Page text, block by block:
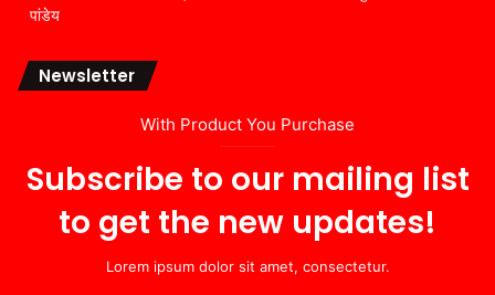
पांडेय
Newsletter
With Product You Purchase
Subscribe to our mailing list
to get the new updates!
Lorem ipsum dolor sit amet, consectetur.